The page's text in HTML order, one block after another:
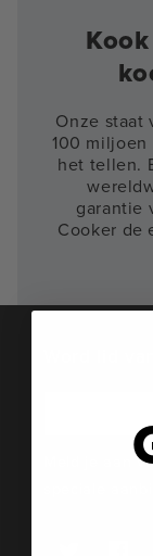
Onze staat
100
het tellen.
garantie
Cooker de
Word lid
Meld je aan